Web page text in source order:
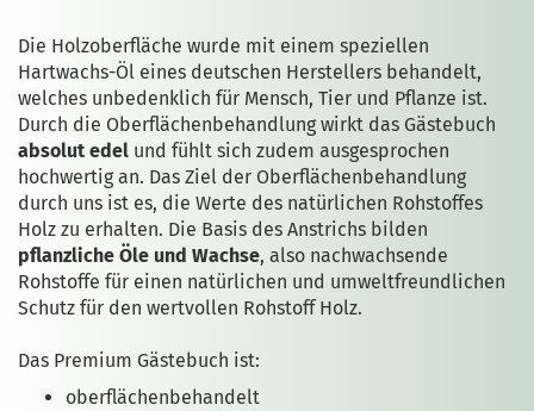
Die Holzoberfläche wurde mit einem speziellen
Hartwachs-Öl eines deutschen Herstellers behandelt,
welches unbedenklich für Mensch, Tier und Pflanze ist.
Durch die Oberflächenbehandlung wirkt das Gästebuch
absolut edel und fühlt sich zudem ausgesprochen
hochwertig an. Das Ziel der Oberflächenbehandlung
durch uns ist es, die Werte des natürlichen Rohstoffes
Holz zu erhalten. Die Basis des Anstrichs bilden
pflanzliche Öle und Wachse, also nachwachsende
Rohstoffe für einen natürlichen und umweltfreundlichen
Schutz für den wertvollen Rohstoff Holz.
Das Premium Gästebuch ist:
oberflächenbehandelt